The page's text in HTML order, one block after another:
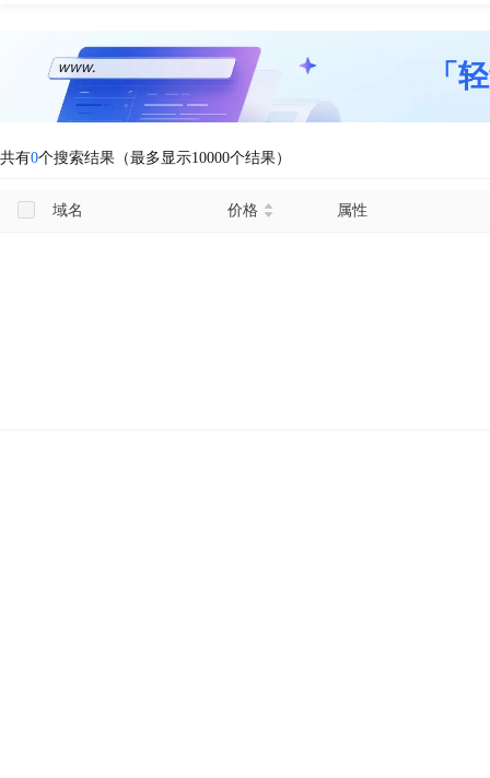
「
共有0个搜索结果（最多显示10000个结果）
域名 价格 属性